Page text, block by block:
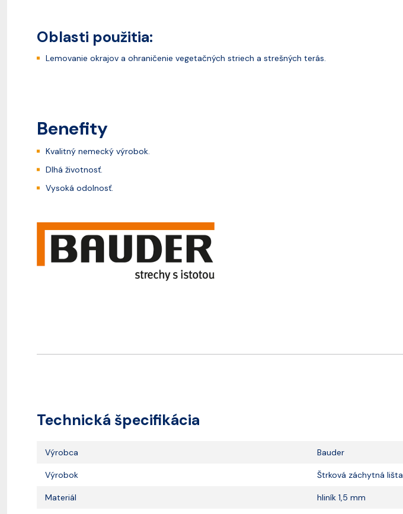
Oblasti použitia:
Lemovanie okrajov a ohraničenie vegetačných striech a strešných terás.
Benefity
Kvalitný nemecký výrobok.
Dlhá životnosť.
Vysoká odolnosť.
Technická špecifikácia
Výrobca Bauder
Výrobok Štrková záchytná lišta
Materiál hliník 1,5 mm